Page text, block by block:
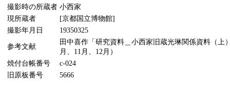
撮影時の所蔵者 小西家
現所蔵者
[京都国立博物館]
撮影年月日
19350325
参考文献
田中喜作「研究資料＿小西家旧蔵光琳関係資料（上
月、11月、12月）
焼付台帳番号
c-024
旧原板番号
5666